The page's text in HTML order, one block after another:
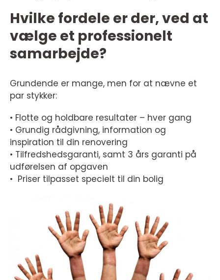
Hvilke fordele er der, ved at
vælge et professionelt
samarbejde?
Grundende er mange, men for at nævne et
par stykker:
• Flotte og holdbare resultater – hver gang
• Grundig rådgivning, information og
inspiration til din renovering
• Tilfredshedsgaranti, samt 3 års garanti på
udførelsen af opgaven
• Priser tilpasset specielt til din bolig